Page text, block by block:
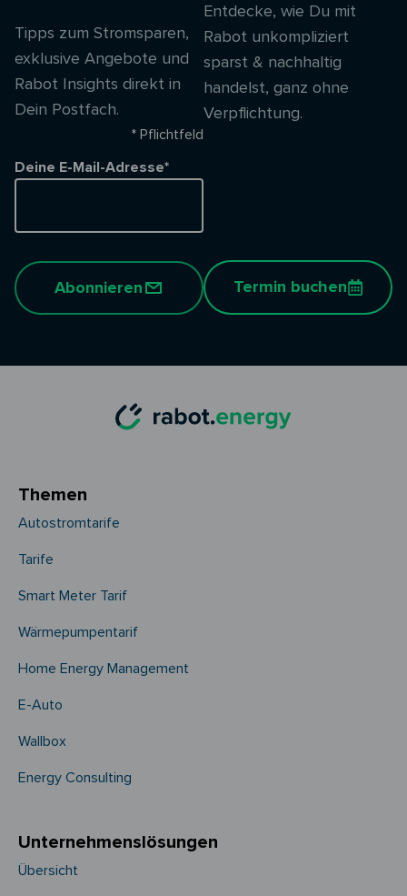
Tipps zum Stromsparen,
exklusive Angebote und
Rabot Insights direkt in
Dein Postfach.
* Pflichtfeld
Deine E-Mail-Adresse*
Abonnieren
Entdecke, wie Du mit
Rabot unkompliziert
sparst & nachhaltig
handelst, ganz ohne
Verpflichtung.
Termin buchen
Themen
Autostromtarife
Tarife
Smart Meter Tarif
Wärmepumpentarif
Home Energy Management
E-Auto
Wallbox
Energy Consulting
Unternehmens­­lösungen
Übersicht